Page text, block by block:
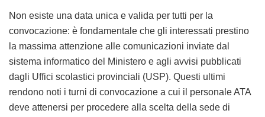
Non esiste una data unica e valida per tutti per la
convocazione: è fondamentale che gli interessati prestino
la massima attenzione alle comunicazioni inviate dal
sistema informatico del Ministero e agli avvisi pubblicati
dagli Uffici scolastici provinciali (USP). Questi ultimi
rendono noti i turni di convocazione a cui il personale ATA
deve attenersi per procedere alla scelta della sede di